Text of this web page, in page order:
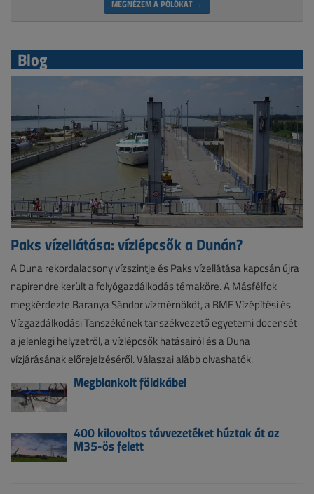
MEGNÉZEM A PÓLÓKAT →
Blog
Paks vízellátása: vízlépcsők a Dunán?
A Duna rekordalacsony vízszintje és Paks vízellátása kapcsán újra
napirendre került a folyógazdálkodás témaköre. A Másfélfok
megkérdezte Baranya Sándor vízmérnököt, a BME Vízépítési és
Vízgazdálkodási Tanszékének tanszékvezető egyetemi docensét
a jelenlegi helyzetről, a vízlépcsők hatásairól és a Duna
vízjárásának előrejelzéséről. Válaszai alább olvashatók.
Megblankolt földkábel
400 kilovoltos távvezetéket húztak át az
M35-ös felett